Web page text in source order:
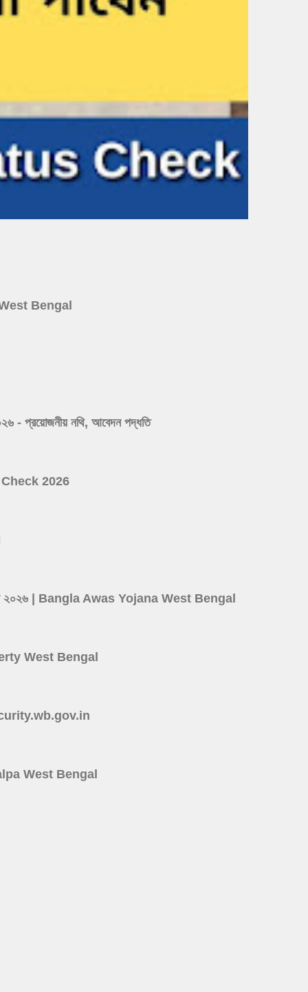
West Bengal
প্রয়োজনীয় নথি, আবেদন পদ্ধতি
Check 2026
২০২৬ | Bangla Awas Yojana West Bengal
West Bengal
West Bengal